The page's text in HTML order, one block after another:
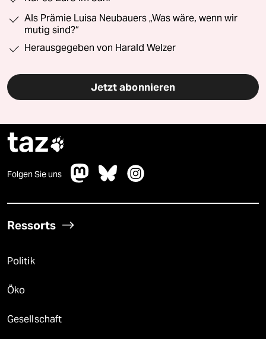
Als Prämie Luisa Neubauers „Was wäre, wenn wir
mutig sind?“
Herausgegeben von Harald Welzer
Jetzt abonnieren
taz
Folgen Sie uns
Ressorts
Politik
Öko
Gesellschaft